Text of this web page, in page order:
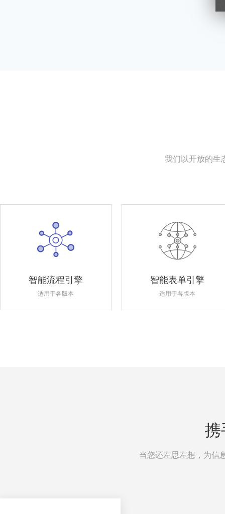
我们以开放的生
智能流程引擎
适用于各版本
智能表单引擎
适用于各版本
携
当您还左思左想，为信